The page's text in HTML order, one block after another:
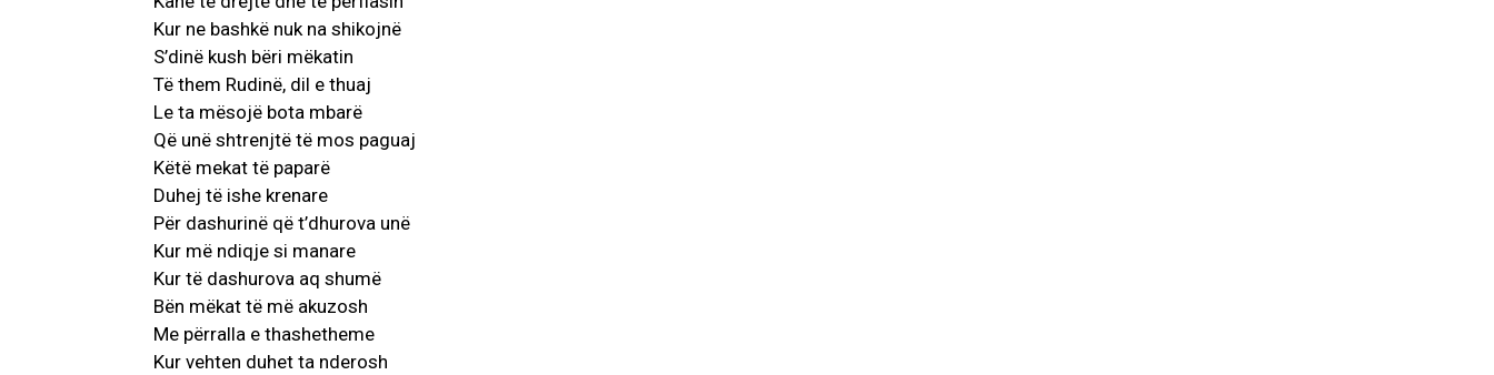
Kur ne bashkë nuk na shikojnë
S’dinë kush bëri mëkatin
Të them Rudinë, dil e thuaj
Le ta mësojë bota mbarë
Që unë shtrenjtë të mos paguaj
Këtë mekat të paparë
Duhej të ishe krenare
Për dashurinë që t’dhurova unë
Kur më ndiqje si manare
Kur të dashurova aq shumë
Bën mëkat të më akuzosh
Me përralla e thashetheme
Kur vehten duhet ta nderosh